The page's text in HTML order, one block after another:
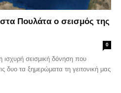
στα Πουλάτα ο σεισμός της
0
ισχυρή σεισμική δόνηση που
δυο τα ξημερώματα τη γειτονική μας